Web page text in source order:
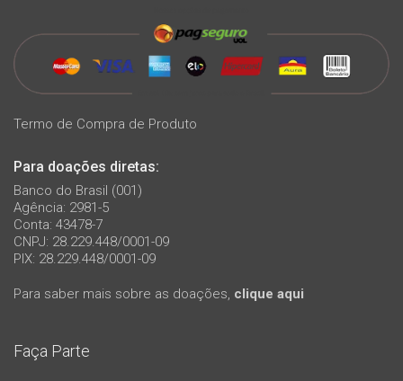
Termo de Compra de Produto
Para doações diretas:
Banco do Brasil (001)
Agência: 2981-5
Conta: 43478-7
CNPJ: 28.229.448/0001-09
PIX: 28.229.448/0001-09
Para saber mais sobre as doações, clique aqui
Faça Parte